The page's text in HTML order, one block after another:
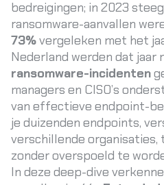
bedreigingen; in 2023
ransomware-aanvallen
73%vergeleken met het
Nederland werden dat jaar
ransomware-incidenten
managers en CISO’s
van effectieve endpoint-
je duizenden endpoints,
verschillende organisaties,
zonder overspoeld te
In deze deep-dive